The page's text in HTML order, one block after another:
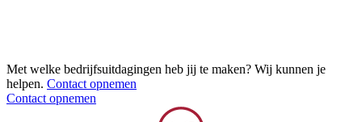
Met welke bedrijfsuitdagingen heb jij te maken? Wij kunnen je
helpen. Contact opnemen
Contact opnemen